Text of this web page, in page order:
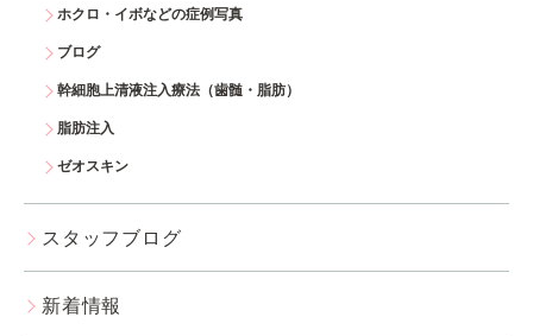
ホクロ・イボなどの症例写真
ブログ
幹細胞上清液注入療法（歯髄・脂肪）
脂肪注入
ゼオスキン
スタッフブログ
新着情報